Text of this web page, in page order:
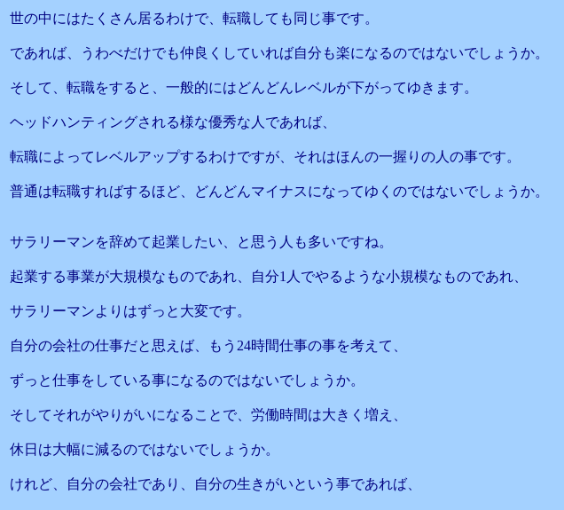
世の中にはたくさん居るわけで、転職しても同じ事です。
であれば、うわべだけでも仲良くしていれば自分も楽になるのではないでしょうか。
そして、転職をすると、一般的にはどんどんレベルが下がってゆきます。
ヘッドハンティングされる様な優秀な人であれば、
転職によってレベルアップするわけですが、それはほんの一握りの人の事です。
普通は転職すればするほど、どんどんマイナスになってゆくのではないでしょうか。
サラリーマンを辞めて起業したい、と思う人も多いですね。
起業する事業が大規模なものであれ、自分1人でやるような小規模なものであれ、
サラリーマンよりはずっと大変です。
自分の会社の仕事だと思えば、もう24時間仕事の事を考えて、
ずっと仕事をしている事になるのではないでしょうか。
そしてそれがやりがいになることで、労働時間は大きく増え、
休日は大幅に減るのではないでしょうか。
けれど、自分の会社であり、自分の生きがいという事であれば、